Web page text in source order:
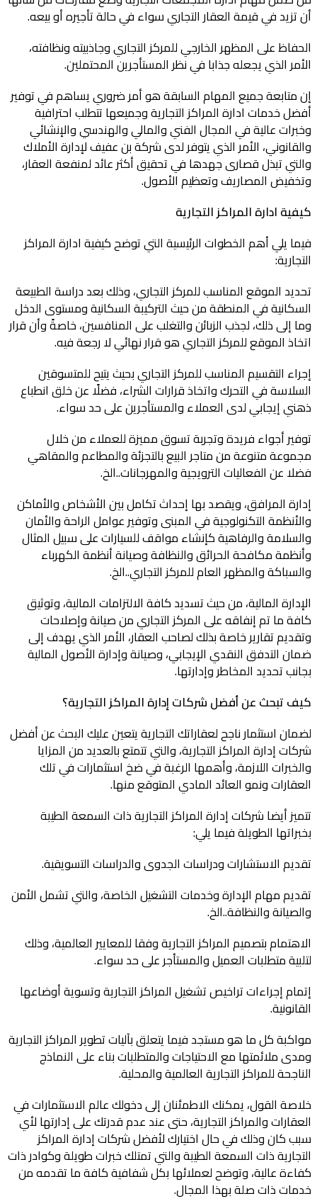
أن تزيد في قيمة العقار التجاري سواء في حالة تأجيره أو بيعه.
الحفاظ على المظهر الخارجي للمركز التجاري وجاذبيته ونظافته،
الأمر الذي يجعله جذابا في نظر المستأجرين المحتملين.
إن متابعة جميع المهام السابقة هو أمر ضروري يساهم في توفير
أفضل خدمات ادارة المراكز التجارية وجميعها تتطلب احترافية
وخبرات عالية في المجال الفني والمالي والهندسي والإنشائي
والقانوني، الأمر الذي يتوفر لدى شركة بن عفيف لإدارة الأملاك
والتي تبذل قصارى جهدها في تحقيق أكثر عائد لمنفعة العقار،
وتخفيض المصاريف وتعظيم الأصول.
كيفية ادارة المراكز التجارية
فيما يلي أهم الخطوات الرئيسية التي توضح كيفية ادارة المراكز
التجارية:
تحديد الموقع المناسب للمركز التجاري، وذلك بعد دراسة الطبيعة
السكانية في المنطقة من حيث التركيبة السكانية ومستوى الدخل
وما إلى ذلك، لجذب الزبائن والتغلب على المنافسين، خاصةً وأن قرار
اتخاذ الموقع للمركز التجاري هو قرار نهائي لا رجعة فيه.
إجراء التقسيم المناسب للمركز التجاري بحيث يتيح للمتسوقين
السلاسة في التحرك واتخاذ قرارات الشراء، فضلًا عن خلق انطباع
ذهني إيجابي لدى العملاء والمستأجرين على حد سواء.
توفير أجواء فريدة وتجربة تسوق مميزة للعملاء من خلال
مجموعة متنوعة من متاجر البيع بالتجزئة والمطاعم والمقاهي
فضلا عن الفعاليات الترويجية والمهرجانات..الخ.
إدارة المرافق، ويقصد بها إحداث تكامل بين الأشخاص والأماكن
والأنظمة التكنولوجية في المبنى وتوفير عوامل الراحة والأمان
والسلامة والرفاهية كإنشاء مواقف للسيارات على سبيل المثال
وأنظمة مكافحة الحرائق والنظافة وصيانة أنظمة الكهرباء
والسباكة والمظهر العام للمركز التجاري..الخ.
الإدارة المالية، من حيث تسديد كافة الالتزامات المالية، وتوثيق
كافة ما تم إنفاقه على المركز التجاري من صيانة وإصلاحات
وتقديم تقارير خاصة بذلك لصاحب العقار، الأمر الذي يهدف إلى
ضمان التدفق النقدي الإيجابي، وصيانة وإدارة الأصول المالية
بجانب تحديد المخاطر وإدارتها.
كيف تبحث عن أفضل شركات إدارة المراكز التجارية؟
لضمان استثمار ناجح لعقاراتك التجارية يتعين عليك البحث عن أفضل
شركات إدارة المراكز التجارية، والتي تتمتع بالعديد من المزايا
والخبرات اللازمة، وأهمها الرغبة في ضخ استثمارات في تلك
العقارات ونمو العائد المادي المتوقع منها.
تتميز أيضا شركات إدارة المراكز التجارية ذات السمعة الطيبة
بخبراتها الطويلة فيما يلي:
تقديم الاستشارات ودراسات الجدوى والدراسات التسويقية.
تقديم مهام الإدارة وخدمات التشغيل الخاصة، والتي تشمل الأمن
والصيانة والنظافة..الخ.
الاهتمام بتصميم المراكز التجارية وفقا للمعايير العالمية، وذلك
لتلبية متطلبات العميل والمستأجر على حد سواء.
إتمام إجراءات تراخيص تشغيل المراكز التجارية وتسوية أوضاعها
القانونية.
مواكبة كل ما هو مستجد فيما يتعلق بآليات تطوير المراكز التجارية
ومدى ملائمتها مع الاحتياجات والمتطلبات بناء على النماذج
الناجحة للمراكز التجارية العالمية والمحلية.
خلاصة القول، يمكنك الاطمئنان إلى دخولك عالم الاستثمارات في
العقارات والمراكز التجارية، حتى عند عدم قدرتك على إدارتها لأي
سبب كان وذلك في حال اختيارك لأفضل شركات إدارة المراكز
التجارية ذات السمعة الطيبة والتي تمتلك خبرات طويلة وكوادر ذات
كفاءة عالية، وتوضح لعملائها بكل شفافية كافة ما تقدمه من
خدمات ذات صلة بهذا المجال.